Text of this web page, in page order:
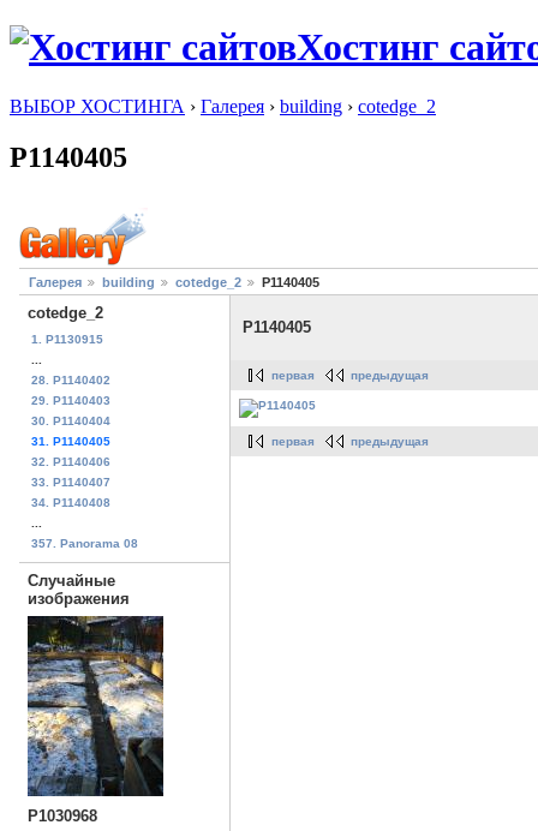
Хостинг
ВЫБОР ХОСТИНГА › Галерея › building › cotedge_2
P1140405
Галерея building cotedge_2 P1140405
cotedge_2
1. P1130915
...
28. P1140402
29. P1140403
30. P1140404
31. P1140405
32. P1140406
33. P1140407
34. P1140408
...
357. Panorama 08
Случайные
изображения
P1030968
P1140405
первая предыдущая
первая предыдущая